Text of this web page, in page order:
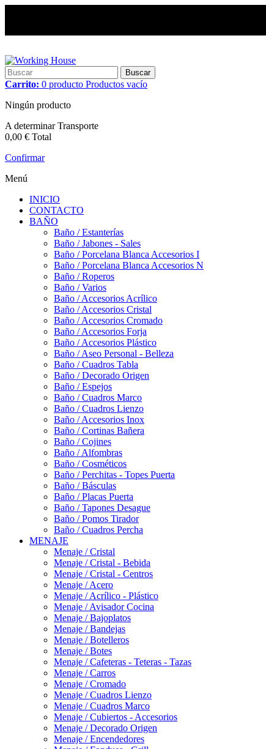
Buscar
Carrito: 0 producto Productos vacío
Ningún producto
A determinarTransporte
0,00 € Total
Confirmar
Menú
INICIO
CONTACTO
BAÑO
Baño / Estanterías
Baño / Jabones - Sales
Baño / Porcelana Blanca Accesorios I
Baño / Porcelana Blanca Accesorios N
Baño / Roperos
Baño / Varios
Baño / Accesorios Acrílico
Baño / Accesorios Cristal
Baño / Accesorios Cromado
Baño / Accesorios Forja
Baño / Accesorios Plástico
Baño / Aseo Personal - Belleza
Baño / Cuadros Tabla
Baño / Decorado Origen
Baño / Espejos
Baño / Cuadros Marco
Baño / Cuadros Lienzo
Baño / Accesorios Inox
Baño / Cortinas Bañera
Baño / Cojines
Baño / Alfombras
Baño / Cosméticos
Baño / Perchitas - Topes Puerta
Baño / Básculas
Baño / Placas Puerta
Baño / Tapones Desague
Baño / Pomos Tirador
Baño / Cuadros Percha
MENAJE
Menaje / Cristal
Menaje / Cristal - Bebida
Menaje / Cristal - Centros
Menaje / Acero
Menaje / Acrílico - Plástico
Menaje / Avisador Cocina
Menaje / Bajoplatos
Menaje / Bandejas
Menaje / Botelleros
Menaje / Botes
Menaje / Cafeteras - Teteras - Tazas
Menaje / Carros
Menaje / Cromado
Menaje / Cuadros Lienzo
Menaje / Cuadros Marco
Menaje / Cubiertos - Accesorios
Menaje / Decorado Origen
Menaje / Encendedores